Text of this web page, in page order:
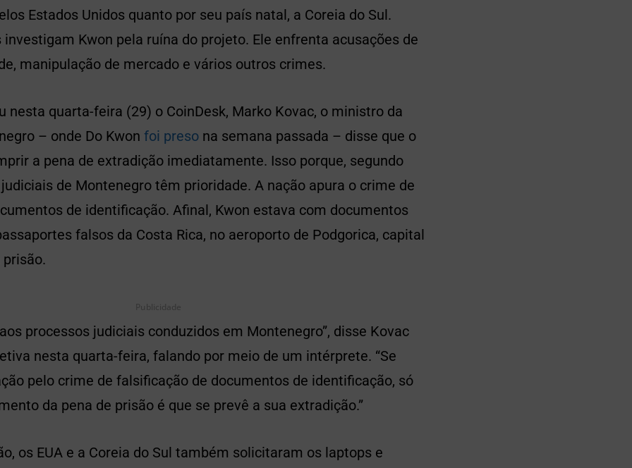
Estados Unidos quanto por seu país natal, a Coreia do Sul.
Kwon pela ruína do projeto. Ele enfrenta acusações de
manipulação de mercado e vários outros crimes.
nesta quarta-feira (29) o CoinDesk, Marko Kovac, o ministro da
– onde Do Kwon foi preso na semana passada – disse que o
a pena de extradição imediatamente. Isso porque, segundo
de Montenegro têm prioridade. A nação apura o crime de
de identificação. Afinal, Kwon estava com documentos
falsos da Costa Rica, no aeroporto de Podgorica, capital
prisão.
Publicidade
processos judiciais conduzidos em Montenegro”, disse Kovac
nesta quarta-feira, falando por meio de um intérprete. “Se
pelo crime de falsificação de documentos de identificação, só
da pena de prisão é que se prevê a sua extradição.”
os EUA e a Coreia do Sul também solicitaram os laptops e